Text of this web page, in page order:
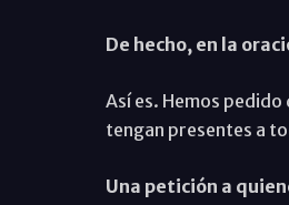
De hecho, en la
Así es. Hemos
tengan presentes a
Una petición a